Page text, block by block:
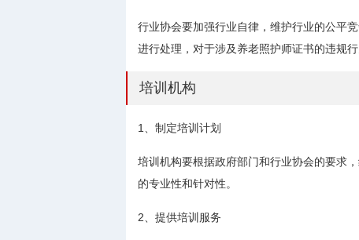
行业协会要加强行业自律，维护行业的公平
进行处理，对于涉及养老照护师证书的违规
培训机构
1、制定培训计划
培训机构要根据政府部门和行业协会的要求
的专业性和针对性。
2、提供培训服务